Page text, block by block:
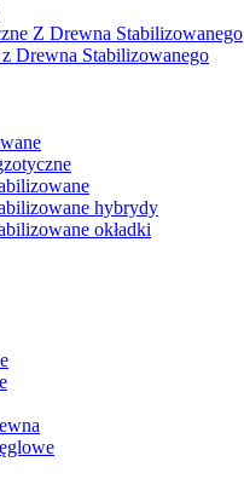
Z Drewna Stabilizowanego
Drewna Stabilizowanego
hybrydy
okładki